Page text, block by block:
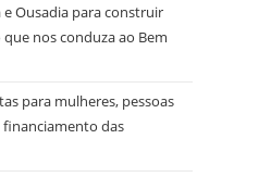
Ousadia para construir
nos conduza ao Bem
para mulheres, pessoas
financiamento das